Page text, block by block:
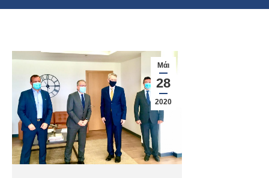
Μάι
28
2020